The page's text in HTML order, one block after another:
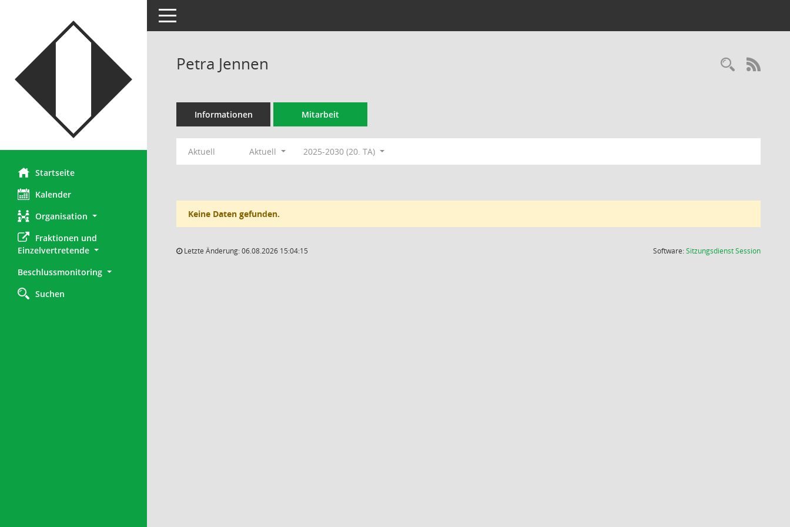
Startseite
Kalender
Organisation
Fraktionen und
Einzelvertretende
Beschlussmonitoring
Suchen
Toggle navigation
Petra Jennen
Informationen Mitarbeit
Aktuell Aktuell 2025-2030 (20. TA)
Keine Daten gefunden.
Letzte Änderung: 06.08.2026 15:04:15 Software:SitzungsdienstSession(Wird in